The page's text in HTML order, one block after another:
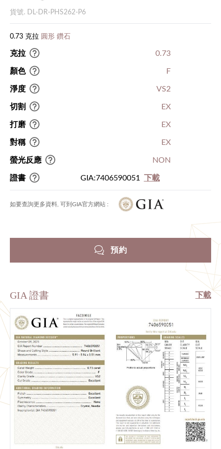
貨號. DL-DR-PHS262-P6
0.73 克拉 圓形 鑽石
克拉 0.73
顏色 F
淨度 VS2
切割 EX
打磨 EX
對稱 EX
螢光反應 NON
證書 GIA:7406590051 下載
如要查詢更多資料, 可到GIA官方網站 :
預約
GIA 證書 下載